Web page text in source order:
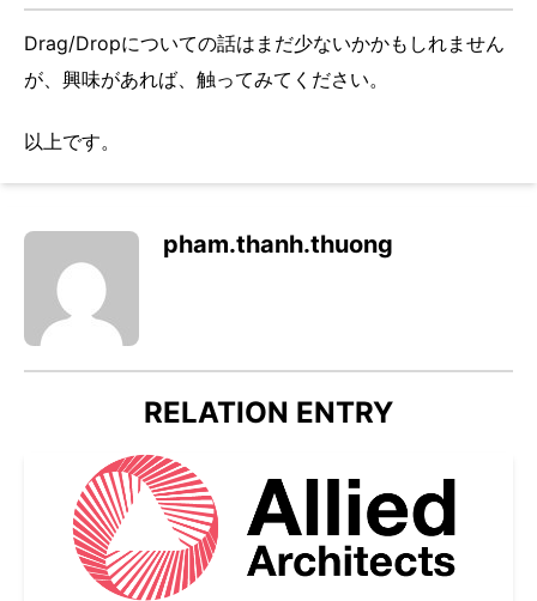
Drag/Dropについての話はまだ少ないかかもしれません
が、興味があれば、触ってみてください。
以上です。
pham.thanh.thuong
RELATION ENTRY